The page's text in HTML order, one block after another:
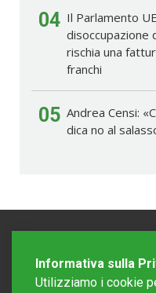
04 Il Parlamento
disoccupazione
rischia una
franchi
05 Andrea Censi:
dica no al
Informativa sulla
Utilizziamo i cookie